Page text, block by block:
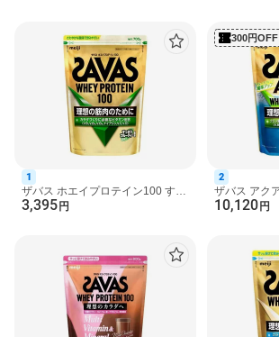
乳清たんぱく(外国製造)、デキストリン、植
V.C、増粘剤(プルラン)、香料、甘味料(スクラ
ァムK)、V.B2、V.B6、V.B1、ナイアシン、
大豆を含む)
1食分(28g)当たり
エネルギー：111kcal、たんぱく質：20.0g、
物：3.4g、 糖質：2.8g、 食物繊維：0.3-1.0g
0.69g、ナイアシン：4.5-14.2mg、ビタミン
ンB2：0.76mg、ビタミンB6：0.56mg、ビタ
アミノ酸スコア：100
アレルギー物質
乳成分・大豆
1
ザバス ホエイプロテイン100 すっ
きりフルーティー風味 700g 【ザ
3,395 円
300円OFF
2
ザバス アク
100 グレー
10,120 円